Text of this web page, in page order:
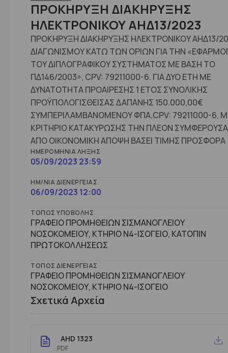
ΠΡΟΚΗΡΥΞΗ ΔΙΑΚΗΡΥΞΗΣ
ΗΛΕΚΤΡΟΝΙΚΟΥ ΑΗΔ13/2023
ΠΡΟΚΗΡΥΞΗ ΔΙΑΚΗΡΥΞΗΣ ΗΛΕΚΤΡΟΝΙΚΟΥ ΑΗΔ13/
ΔΙΑΓΩΝΙΣΜΟΥ ΚΑΤΩ ΤΩΝ ΟΡΙΩΝ ΓΙΑ ΤΗΝ
ΤΟΥ ΔΙΠΛΟΓΡΑΦΙΚΟΥ ΣΥΣΤΗΜΑΤΟΣ ΜΕ ΒΑΣΗ ΤΟ
ΠΔ146/2003», CPV: 79211000-6. ΓΙΑ ΔΥΟ ΕΤΗ ΜΕ
ΔΥΝΑΤΟΤΗΤΑ ΠΡΟΑΙΡΕΣΗΣ 1 ΕΤΟΣ ΣΥΝΟΛΙΚΗΣ
ΠΡΟΫΠΟΛΟΓΙΣΘΕΙΣΑΣ ΔΑΠΑΝΗΣ 150.000,00€
ΣΥΜΠΕΡΙΛΑΜΒΑΝΟΜΕΝΟΥ ΦΠΑ,CPV: 79211000-6,
ΚΡΙΤΗΡΙΟ ΚΑΤΑΚΥΡΩΣΗΣ ΤΗΝ ΠΛΕΟΝ ΣΥΜΦΕΡΟΥΣΑ
ΑΠΟ ΟΙΚΟΝΟΜΙΚΗ ΑΠΟΨΗ ΒΑΣΕΙ ΤΙΜΗΣ ΠΡΟΣΦΟΡΑ
ΗΜΕΡΟΜΗΝΊΑ ΛΉΞΗΣ
05/09/2023 23:59
ΗΜ/ΝΊΑ ΔΙΕΝΈΡΓΕΙΑΣ
06/09/2023 12:00
ΤΌΠΟΣ ΥΠΟΒΟΛΉΣ
ΓΡΑΦΕΙΟ ΠΡΟΜΗΘΕΙΩΝ ΣΙΣΜΑΝΟΓΛΕΙΟΥ
ΝΟΣΟΚΟΜΕΙΟΥ, ΚΤΗΡΙΟ Ν4-ΙΣΟΓΕΙΟ, ΚΑΤΟΠΙΝ
ΠΡΩΤΟΚΟΛΛΗΣΕΩΣ
ΤΌΠΟΣ ΔΙΕΝΈΡΓΕΙΑΣ
ΓΡΑΦΕΙΟ ΠΡΟΜΗΘΕΙΩΝ ΣΙΣΜΑΝΟΓΛΕΙΟΥ
ΝΟΣΟΚΟΜΕΙΟΥ, ΚΤHΡΙΟ Ν4-ΙΣΟΓΕΙΟ
Σχετικά Αρχεία
AHD 1323
.PDF